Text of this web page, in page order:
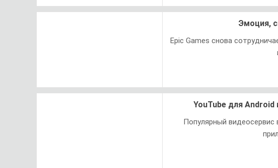
Эмоция,
Epic Games снова
YouTube для Android
Популярный видеосервис